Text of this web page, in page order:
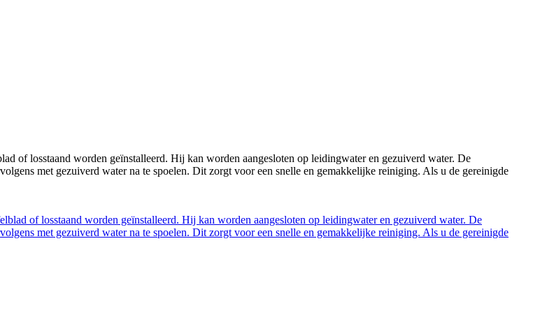
of losstaand worden geïnstalleerd. Hij kan worden aangesloten op leidingwater en gezuiverd water. De
met gezuiverd water na te spoelen. Dit zorgt voor een snelle en gemakkelijke reiniging. Als u de gereinigde